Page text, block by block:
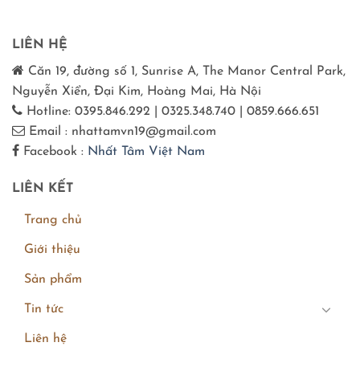
LIÊN HỆ
Căn 19, đường số 1, Sunrise A, The Manor Central Park,
Nguyễn Xiển, Đại Kim, Hoàng Mai, Hà Nội
Hotline: 0395.846.292 | 0325.348.740 | 0859.666.651
Email : nhattamvn19@gmail.com
Facebook : Nhất Tâm Việt Nam
LIÊN KẾT
Trang chủ
Giới thiệu
Sản phẩm
Tin tức
Liên hệ